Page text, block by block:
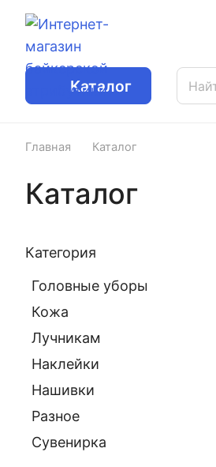
Каталог
Главная Каталог
Каталог
Категория
Головные уборы
Кожа
Лучникам
Наклейки
Нашивки
Разное
Сувенирка